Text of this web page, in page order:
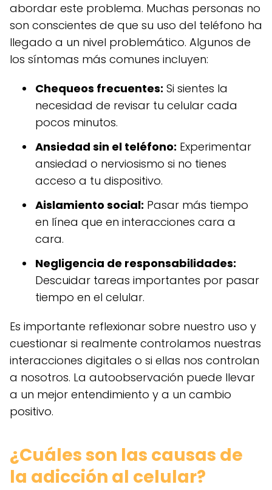
abordar este problema. Muchas personas no
son conscientes de que su uso del teléfono ha
llegado a un nivel problemático. Algunos de
los síntomas más comunes incluyen:
Chequeos frecuentes: Si sientes la
necesidad de revisar tu celular cada
pocos minutos.
Ansiedad sin el teléfono: Experimentar
ansiedad o nerviosismo si no tienes
acceso a tu dispositivo.
Aislamiento social: Pasar más tiempo
en línea que en interacciones cara a
cara.
Negligencia de responsabilidades:
Descuidar tareas importantes por pasar
tiempo en el celular.
Es importante reflexionar sobre nuestro uso y
cuestionar si realmente controlamos nuestras
interacciones digitales o si ellas nos controlan
a nosotros. La autoobservación puede llevar
a un mejor entendimiento y a un cambio
positivo.
¿Cuáles son las causas de
la adicción al celular?